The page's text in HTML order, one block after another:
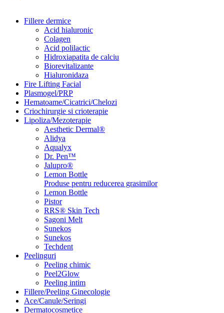
Fillere dermice
Acid hialuronic
Colagen
Acid polilactic
Hidroxiapatita de calciu
Biorevitalizante
Hialuronidaza
Fire Lifting Facial
Plasmogel/PRP
Hematoame/Cicatrici/Chelozi
Criochirurgie si crioterapie
Lipoliza/Mezoterapie
Aesthetic Dermal®
Alidya
Aqualyx
Dr. Pen™
Jalupro®
Lemon Bottle
Produse pentru reducerea grasimilor
Lemon Bottle
Pistor
RRS® Skin Tech
Sagoni Melt
Sunekos
Sunekos
Techdent
Peelinguri
Peeling chimic
Peel2Glow
Peeling intim
Fillere/Peeling Ginecologie
Ace/Canule/Seringi
Dermatocosmetice